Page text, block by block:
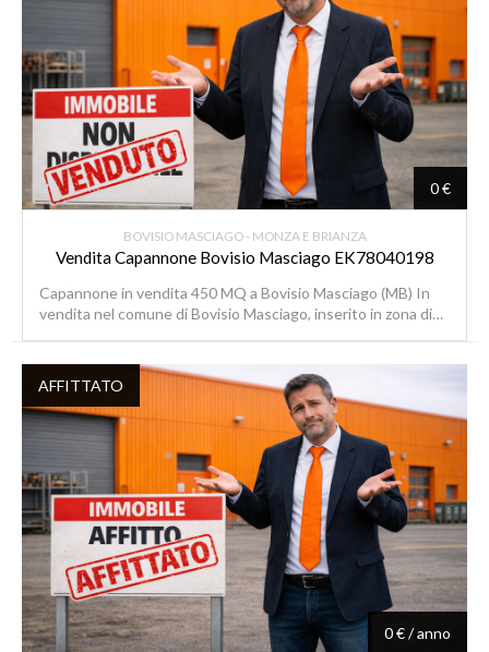
0 €
BOVISIO MASCIAGO - MONZA E BRIANZA
Vendita Capannone Bovisio Masciago EK78040198
Capannone in vendita 450 MQ a Bovisio Masciago (MB) In
vendita nel comune di Bovisio Masciago, inserito in zona di…
AFFITTATO
0 € / anno